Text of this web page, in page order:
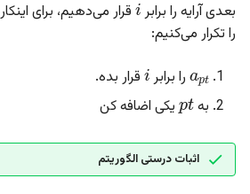
بعدی آرایه را برابر قرار می‌دهیم، برای اینکار
را تکرار می‌کنیم:
را برابر
قرار بده.
به
pt
یکی اضافه کن
اثبات درستی الگوریتم